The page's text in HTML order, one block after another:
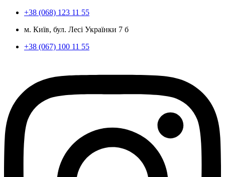
+38 (068) 123 11 55
м. Київ, бул. Лесі Українки 7 б
+38 (067) 100 11 55